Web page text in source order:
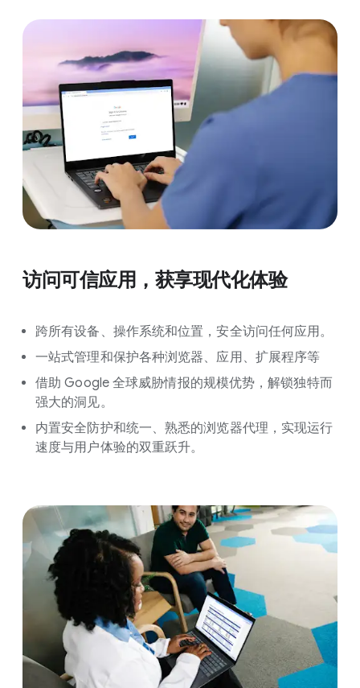
访问可信应用，获享现代化体验
跨所有设备、操作系统和位置，安全访问任何应用。
一站式管理和保护各种浏览器、应用、扩展程序等
借助 Google 全球威胁情报的规模优势，解锁独特而
强大的洞见。
内置安全防护和统一、熟悉的浏览器代理，实现运行
速度与用户体验的双重跃升。